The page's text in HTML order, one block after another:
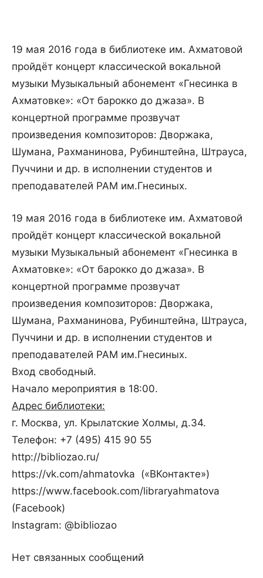
19 мая 2016 года в библиотеке им. Ахматовой
пройдёт концерт классической вокальной
музыки Музыкальный абонемент «Гнесинка в
Ахматовке»: «От барокко до джаза». В
концертной программе прозвучат
произведения композиторов: Дворжака,
Шумана, Рахманинова, Рубинштейна, Штрауса,
Пуччини и др. в исполнении студентов и
преподавателей РАМ им.Гнесиных.
19 мая 2016 года в библиотеке им. Ахматовой
пройдёт концерт классической вокальной
музыки Музыкальный абонемент «Гнесинка в
Ахматовке»: «От барокко до джаза». В
концертной программе прозвучат
произведения композиторов: Дворжака,
Шумана, Рахманинова, Рубинштейна, Штрауса,
Пуччини и др. в исполнении студентов и
преподавателей РАМ им.Гнесиных.
Вход свободный.
Начало мероприятия в 18:00.
Адрес библиотеки:
г. Москва, ул. Крылатские Холмы, д.34.
Телефон: +7 (495) 415 90 55
http://bibliozao.ru/
https://vk.com/ahmatovka («ВКонтакте»)
https://www.facebook.com/libraryahmatova
(Facebook)
Instagram: @bibliozao
Нет связанных сообщений